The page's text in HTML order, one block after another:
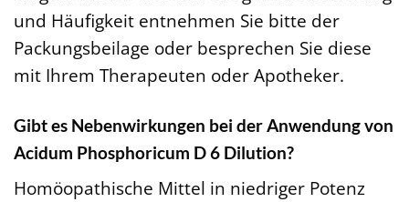
und Häufigkeit entnehmen Sie bitte der
Packungsbeilage oder besprechen Sie diese
mit Ihrem Therapeuten oder Apotheker.
Gibt es Nebenwirkungen bei der Anwendung von
Acidum Phosphoricum D 6 Dilution?
Homöopathische Mittel in niedriger Potenz